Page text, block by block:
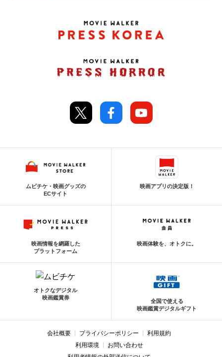
ムビチケ・映画グッズの
ECサイト
映画アプリの決定版！
映画情報を網羅した
プラットフォーム
映画体験を、オトクに。
オトクなデジタル
映画鑑賞券
全国で使える
映画鑑賞デジタルギフト
会社概要 プライバシーポリシー
利用規約
利用環境
お問い合わせ